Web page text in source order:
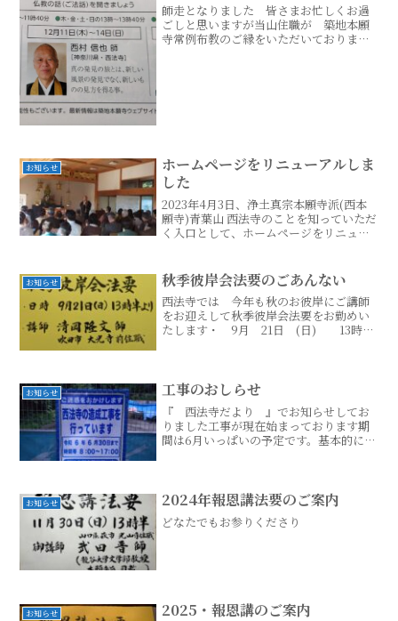
師走となりました 皆さまお忙しくお過
ごしと思いますが当山住職が 築地本願
寺常例布教のご縁をいただいております
お知らせ
ホームページをリニューアルしま
した
2023年4月3日、浄土真宗本願寺派(西本
願寺)青葉山 西法寺のことを知っていただ
く入口として、ホームページをリニュー
ます。旧ホームページ
お知らせ 秋季彼岸会法要のごあんない
西法寺では 今年も秋のお彼岸にご講師
をお迎えして秋季彼岸会法要をお勤めい
たします・ 9月 21日 (日) 13時半
いへん有り難く た続きはこちら...
お知らせ 工事のおしらせ
『 西法寺だより 』でお知らせしてお
りました工事が現在始まっております期
間は6月いっぱいの予定です。基本的に土
り下さいますようにお願続きはこちら...
お知らせ 2024年報恩講法要のご案内
どなたでもお参りくださり
お知らせ 2025・報恩講のご案内